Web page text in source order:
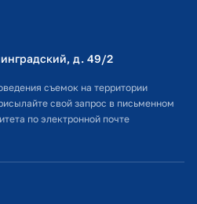
почты
РФ
д. 49/2​
съемок на территории
свой запрос в письменном
по электронной почте